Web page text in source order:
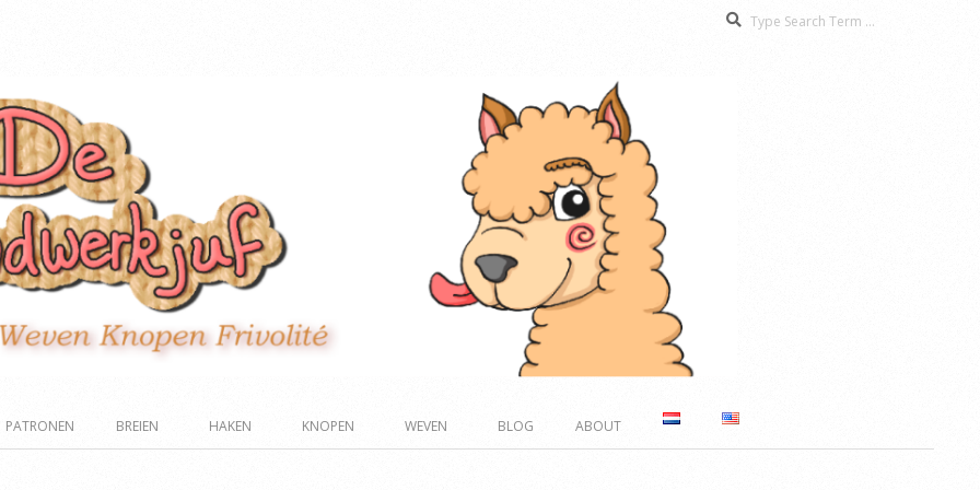
PATRONEN BREIEN HAKEN KNOPEN WEVEN BLOG ABOUT